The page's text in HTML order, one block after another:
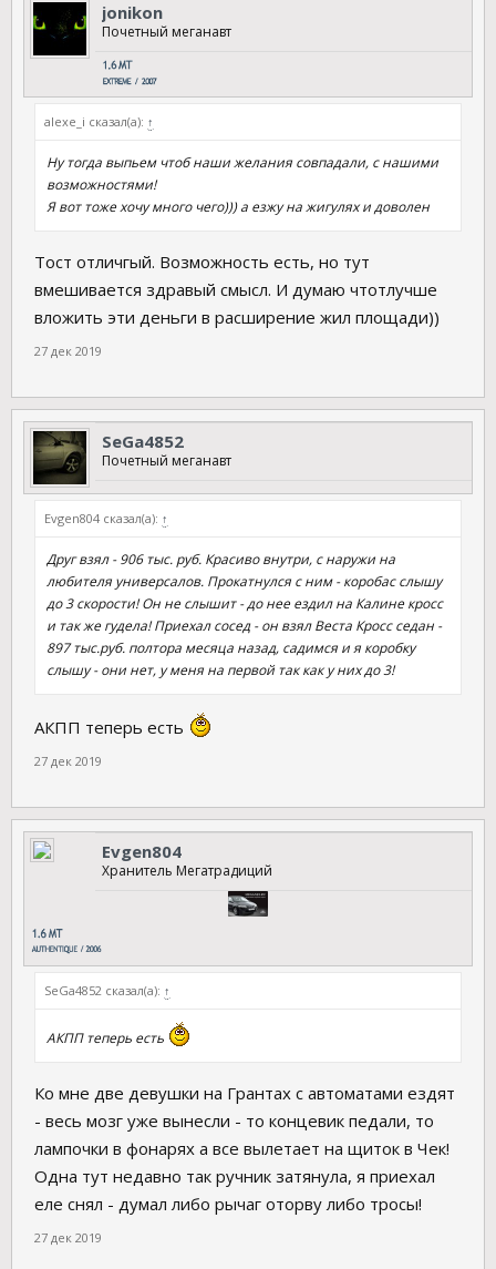
jonikon
Почетный меганавт
alexe_i сказал(а): ↑
Ну тогда выпьем чтоб наши желания совпадали, с нашими
возможностями!
Я вот тоже хочу много чего))) а езжу на жигулях и доволен
Тост отличгый. Возможность есть, но тут
вмешивается здравый смысл. И думаю чтотлучше
вложить эти деньги в расширение жил площади))
27 дек 2019
SeGa4852
Почетный меганавт
Evgen804 сказал(а): ↑
Друг взял - 906 тыс. руб. Красиво внутри, с наружи на
любителя универсалов. Прокатнулся с ним - коробас слышу
до 3 скорости! Он не слышит - до нее ездил на Калине кросс
и так же гудела! Приехал сосед - он взял Веста Кросс седан -
897 тыс.руб. полтора месяца назад, садимся и я коробку
слышу - они нет, у меня на первой так как у них до 3!
АКПП теперь есть
27 дек 2019
Evgen804
Хранитель Мегатрадиций
SeGa4852 сказал(а): ↑
АКПП теперь есть
Ко мне две девушки на Грантах с автоматами ездят
- весь мозг уже вынесли - то концевик педали, то
лампочки в фонарях а все вылетает на щиток в Чек!
Одна тут недавно так ручник затянула, я приехал
еле снял - думал либо рычаг оторву либо тросы!
27 дек 2019